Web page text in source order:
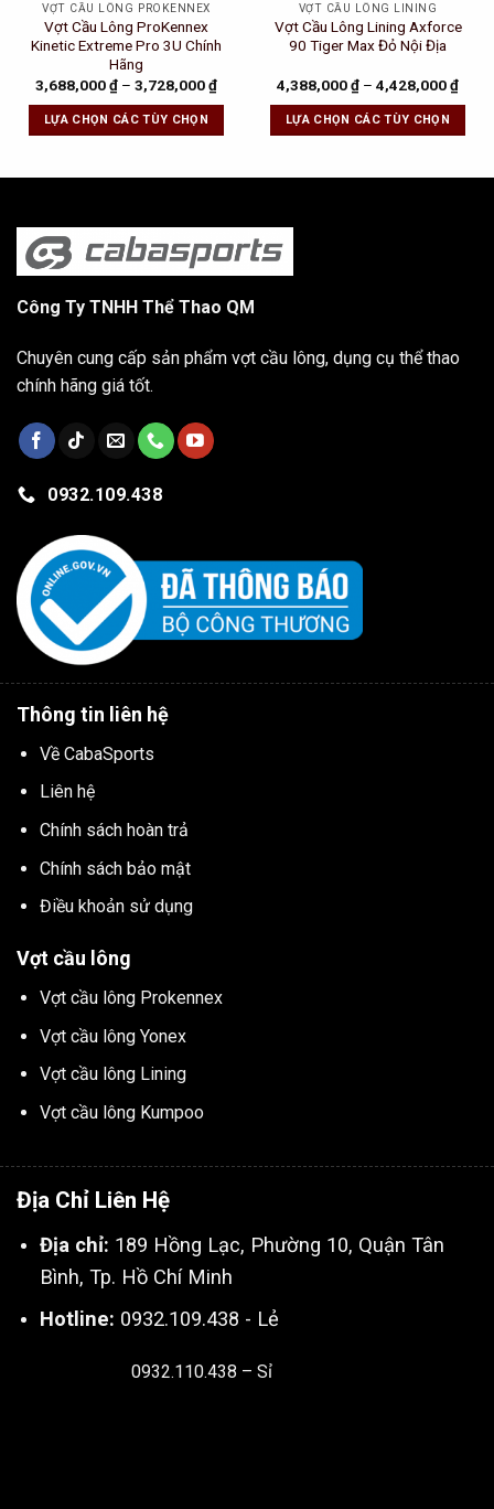
VỢT CẦU LÔNG PROKENNEX
Vợt Cầu Lông ProKennex
Kinetic Extreme Pro 3U Chính
Hãng
3,688,000₫ – 3,728,000₫
LỰA CHỌN CÁC TÙY CHỌN
VỢT CẦU LÔNG LINING
Vợt Cầu Lông Lining Axforce
90 Tiger Max Đỏ Nội Địa
4,388,000₫ – 4,428,000₫
LỰA CHỌN CÁC TÙY CHỌN
Công Ty TNHH Thể Thao QM
Chuyên cung cấp sản phẩm vợt cầu lông, dụng cụ thể thao
chính hãng giá tốt.
0932.109.438
Thông tin liên hệ
Về CabaSports
Liên hệ
Chính sách hoàn trả
Chính sách bảo mật
Điều khoản sử dụng
Vợt cầu lông
Vợt cầu lông Prokennex
Vợt cầu lông Yonex
Vợt cầu lông Lining
Vợt cầu lông Kumpoo
Địa Chỉ Liên Hệ
Địa chỉ: 189 Hồng Lạc, Phường 10, Quận Tân
Bình, Tp. Hồ Chí Minh
Hotline: 0932.109.438 - Lẻ
0932.110.438 – Sỉ